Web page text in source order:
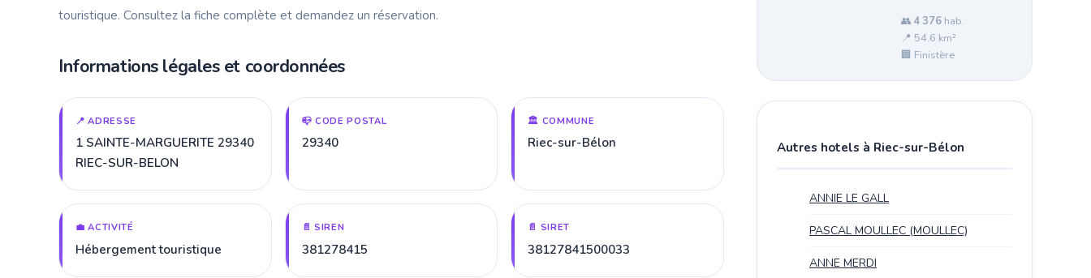
touristique. Consultez la fiche complète et demandez un réservation.
Informations légales et coordonnées
📍 ADRESSE
1 SAINTE-MARGUERITE 29340
RIEC-SUR-BELON
📪 CODE POSTAL
29340
🏛️ COMMUNE
Riec-sur-Bélon
💼 ACTIVITÉ
Hébergement touristique
📄 SIREN
381278415
📄 SIRET
38127841500033
👥 4 376 hab.
📍 54.6 km²
🏢 Finistère
Autres hotels à Riec-sur-Bélon
ANNIE LE GALL
PASCAL MOULLEC (MOULLEC)
ANNE MERDI